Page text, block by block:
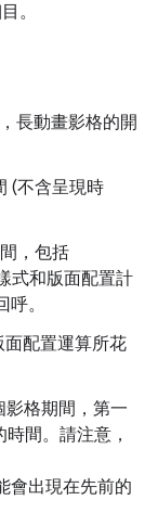
。
長動畫影格的開
(不含呈現時
，包括
式和版面配置計
。
面配置運算所花
影格期間，第一
間。請注意，
會出現在先前的